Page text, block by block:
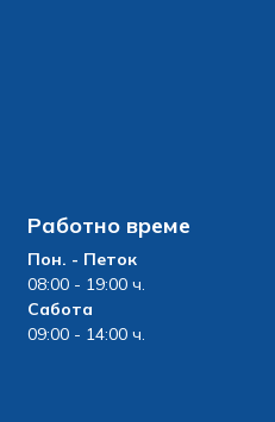
Работно време
Пон. - Петок
08:00 - 19:00 ч.
Сабота
09:00 - 14:00 ч.